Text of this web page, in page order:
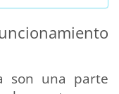
son una parte